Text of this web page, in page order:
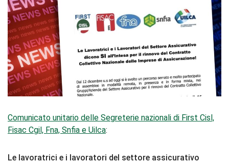
Comunicato unitario delle Segreterie nazionali di First Cisl,
Fisac Cgil, Fna, Snfia e Uilca:
Le lavoratrici e i lavoratori del settore assicurativo